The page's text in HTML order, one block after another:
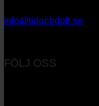
info@tidochdoft.se
FÖLJ OSS